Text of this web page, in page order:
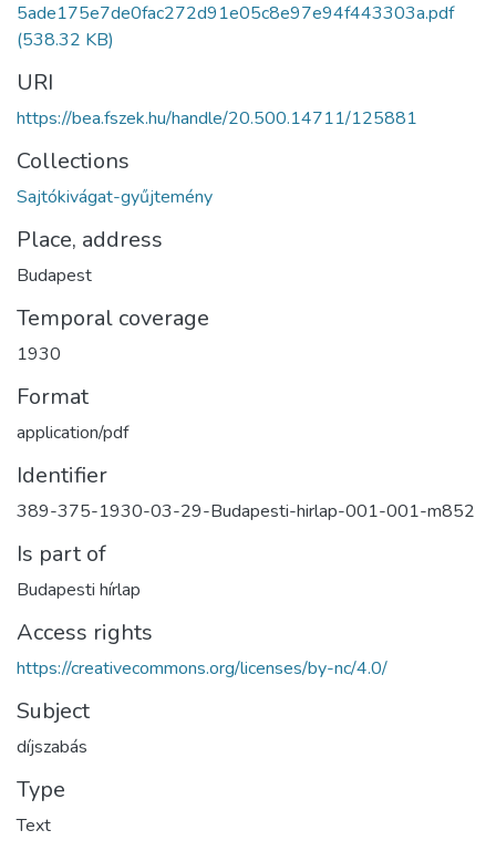
5ade175e7de0fac272d91e05c8e97e94f443303a.pdf
(538.32 KB)
URI
https://bea.fszek.hu/handle/20.500.14711/125881
Collections
Sajtókivágat-gyűjtemény
Place, address
Budapest
Temporal coverage
1930
Format
application/pdf
Identifier
389-375-1930-03-29-Budapesti-hirlap-001-001-m852
Is part of
Budapesti hírlap
Access rights
https://creativecommons.org/licenses/by-nc/4.0/
Subject
díjszabás
Type
Text